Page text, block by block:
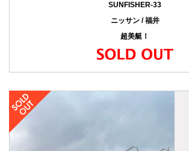
SUNFISHER-33
ニッサン / 福井
超美艇！